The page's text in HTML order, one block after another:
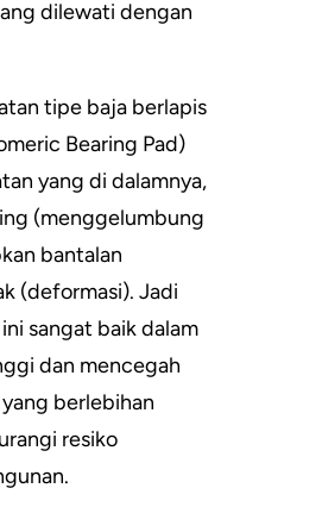
dilewati dengan
tipe baja berlapis
Bearing Pad)
yang di dalamnya,
(menggelumbung
bantalan
(deformasi). Jadi
sangat baik dalam
dan mencegah
berlebihan
resiko